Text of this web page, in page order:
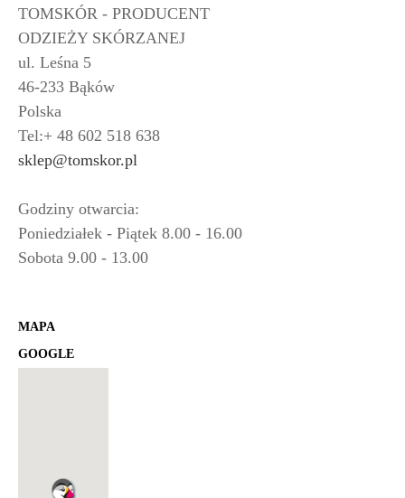
TOMSKÓR - PRODUCENT
ODZIEŻY SKÓRZANEJ
ul. Leśna 5
46-233 Bąków
Polska
Tel:+ 48 602 518 638
sklep@tomskor.pl
Godziny otwarcia:
Poniedziałek - Piątek 8.00 - 16.00
Sobota 9.00 - 13.00
MAPA
GOOGLE